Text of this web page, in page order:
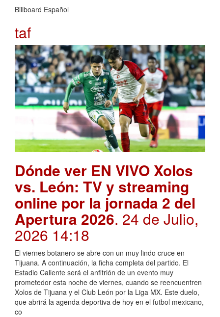
Billboard Español
taf
Dónde ver EN VIVO Xolos
vs. León: TV y streaming
online por la jornada 2 del
Apertura 2026. 24 de Julio,
2026 14:18
El viernes botanero se abre con un muy lindo cruce en
Tijuana. A continuación, la ficha completa del partido. El
Estadio Caliente será el anfitrión de un evento muy
prometedor esta noche de viernes, cuando se reencuentren
Xolos de Tijuana y el Club León por la Liga MX. Este duelo,
que abrirá la agenda deportiva de hoy en el futbol mexicano,
co